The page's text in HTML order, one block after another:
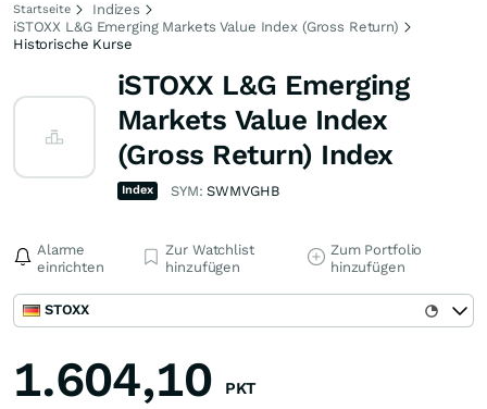
Startseite
Indizes
iSTOXX L&G Emerging Markets Value Index (Gross Return)
Historische Kurse
iSTOXX L&G Emerging
Markets Value Index
(Gross Return) Index
Index SYM:SWMVGHB
Alarme
einrichten
Zur Watchlist
hinzufügen
Zum Portfolio
hinzufügen
STOXX
1.604,10 PKT